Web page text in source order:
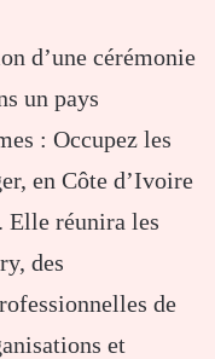
d’une cérémonie
un pays
: Occupez les
en Côte d’Ivoire
Elle réunira les
des
de
et